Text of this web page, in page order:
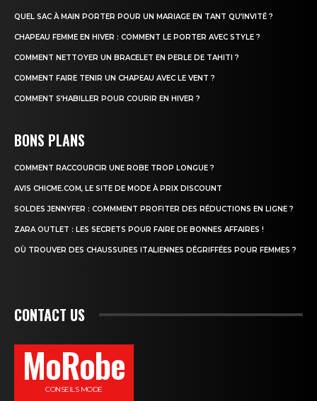
QUEL SAC À MAIN PORTER POUR UN MARIAGE​ EN TANT QU’INVITÉ ?
CHAPEAU FEMME EN HIVER : COMMENT LE PORTER AVEC STYLE ?
COMMENT NETTOYER UN BRACELET EN PERLE DE TAHITI ?
COMMENT FAIRE TENIR UN CHAPEAU AVEC LE VENT ?
COMMENT S’HABILLER POUR COURIR EN HIVER ?
BONS PLANS
COMMENT RACCOURCIR UNE ROBE TROP LONGUE ?
AVIS CHICME.COM, LE SITE DE MODE À PRIX DISCOUNT
SOLDES JENNYFER : COMMMENT PROFITER DES RÉDUCTIONS EN LIGNE ?
ZARA OUTLET : LES SECRETS POUR FAIRE DE BONNES AFFAIRES !
OÙ TROUVER DES CHAUSSURES ITALIENNES DÉGRIFFÉES POUR FEMMES ?
CONTACT US
MoRobe
CONSEILS MODE